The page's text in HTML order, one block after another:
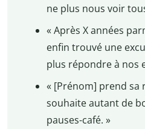
ne plus nous voir
« Après X années
enfin trouvé une
plus répondre à nos
« [Prénom] prend sa
souhaite autant de
pauses-café. »